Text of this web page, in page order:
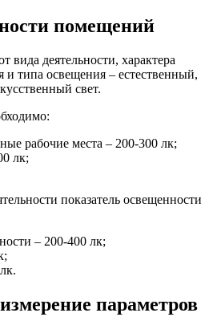
помещений
вида деятельности, характера
и типа освещения – естественный,
свет.
рабочие места – 200-300 лк;
лк;
показатель освещенности
– 200-400 лк;
параметров